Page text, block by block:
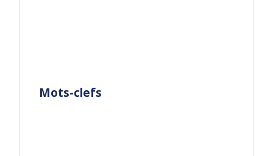
Mots-clefs